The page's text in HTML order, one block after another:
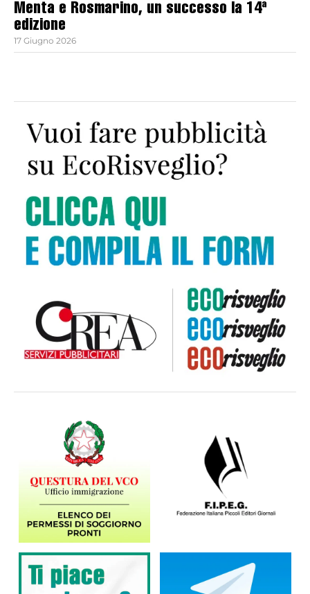
Menta e Rosmarino, un successo la 14ª
edizione
17 Giugno 2026